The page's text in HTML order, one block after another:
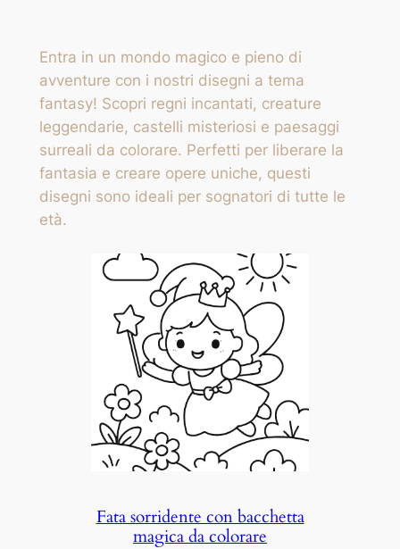
Entra in un mondo magico e pieno di
avventure con i nostri disegni a tema
fantasy! Scopri regni incantati, creature
leggendarie, castelli misteriosi e paesaggi
surreali da colorare. Perfetti per liberare la
fantasia e creare opere uniche, questi
disegni sono ideali per sognatori di tutte le
età.
Fata sorridente con bacchetta
magica da colorare